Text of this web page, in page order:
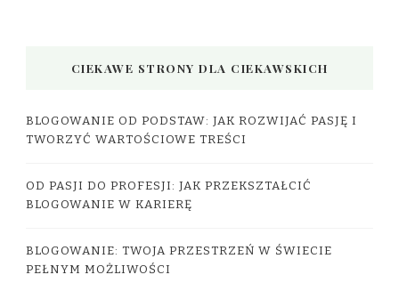
CIEKAWE STRONY DLA CIEKAWSKICH
BLOGOWANIE OD PODSTAW: JAK ROZWIJAĆ PASJĘ I
TWORZYĆ WARTOŚCIOWE TREŚCI
OD PASJI DO PROFESJI: JAK PRZEKSZTAŁCIĆ
BLOGOWANIE W KARIERĘ
BLOGOWANIE: TWOJA PRZESTRZEŃ W ŚWIECIE
PEŁNYM MOŻLIWOŚCI